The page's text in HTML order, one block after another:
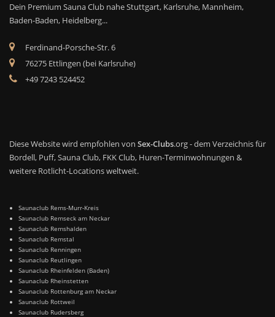
Dein Premium Sauna Club nahe Stuttgart, Karlsruhe, Mannheim,
Baden-Baden, Heidelberg...
Ferdinand-Porsche-Str. 6
76275 Ettlingen (bei Karlsruhe)
+49 7243 524452
Diese Website wird empfohlen von Sex-Clubs.org - dem Verzeichnis für
Bordell, Puff, Sauna Club, FKK Club, Huren-Terminwohnungen &
weitere Rotlicht-Locations weltweit.
Saunaclub Rems-Murr-Kreis
Saunaclub Remseck am Neckar
Saunaclub Remshalden
Saunaclub Remstal
Saunaclub Renningen
Saunaclub Reutlingen
Saunaclub Rheinfelden (Baden)
Saunaclub Rheinstetten
Saunaclub Rottenburg am Neckar
Saunaclub Rottweil
Saunaclub Rudersberg